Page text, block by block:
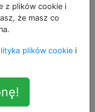
niż jednego
przetwarzania
z nich
z plików cookie i
że masz co
plików cookie i